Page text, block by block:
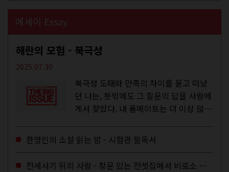
에세이 Essay
해란의 모험 - 북극성
2025.07.30
북극성 도태와 만족의 차이를 묻고 떠났
던 나는, 뜻밖에도 그 질문의 답을 사람에
게서 찾았다. 내 룸메이트는 더 이상 많은
한영인의 소설 읽는 밤 - 시험관 필독서
전세사기 뒤의 사람 - 창문 있는 전셋집에서 비로소 겨울 이불을 샀다